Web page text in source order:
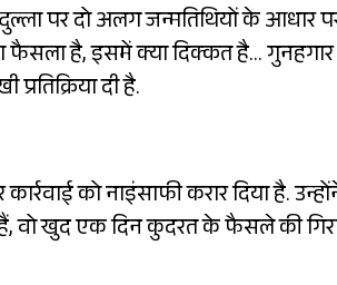
पर दो अलग जन्मतिथियों के आधार
है, इसमें क्या दिक्कत है…
दी है.
को नाइंसाफी करार दिया है.
हैं, वो खुद एक दिन कुदरत के फैसले की